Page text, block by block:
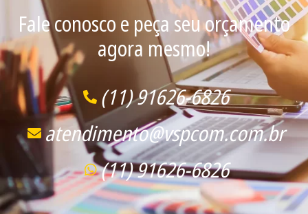
Fale conosco e peça seu orçamento
agora mesmo!
(11) 91626-6826
atendimento@vspcom.com.br
(11) 91626-6826